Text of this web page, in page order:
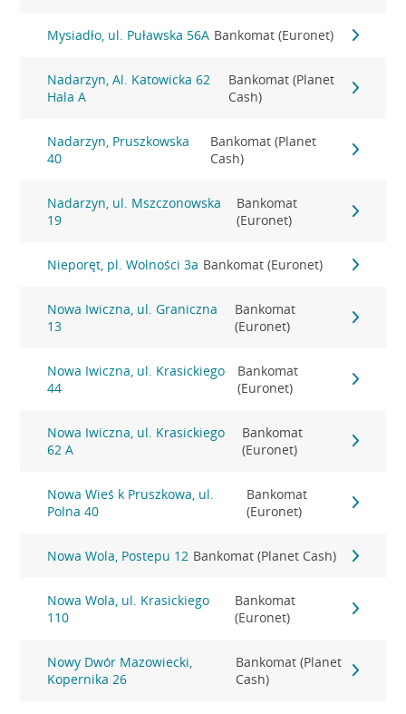
Mysiadło, ul. Puławska 56A Bankomat (Euronet)
Nadarzyn, Al. Katowicka 62
Hala A
Bankomat (Planet
Cash)
Nadarzyn, Pruszkowska
40
Bankomat (Planet
Cash)
Nadarzyn, ul. Mszczonowska
19
Bankomat
(Euronet)
Nieporęt, pl. Wolności 3a Bankomat (Euronet)
Nowa Iwiczna, ul. Graniczna
13
Bankomat
(Euronet)
Nowa Iwiczna, ul. Krasickiego
44
Bankomat
(Euronet)
Nowa Iwiczna, ul. Krasickiego
62 A
Bankomat
(Euronet)
Nowa Wieś k Pruszkowa, ul.
Polna 40
Bankomat
(Euronet)
Nowa Wola, Postepu 12 Bankomat (Planet Cash)
Nowa Wola, ul. Krasickiego
110
Bankomat
(Euronet)
Nowy Dwór Mazowiecki,
Kopernika 26
Bankomat (Planet
Cash)